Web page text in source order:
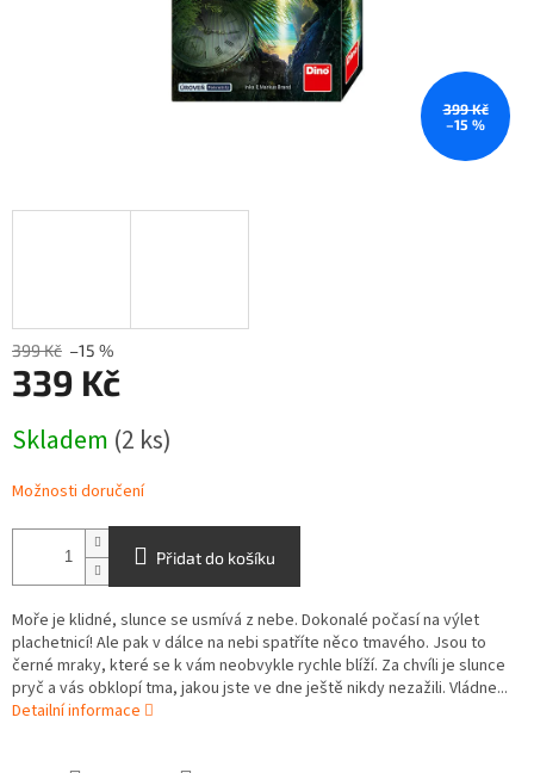
399 Kč
–15 %
399 Kč –15 %
339 Kč
cena:
Skladem (2 ks)
Možnosti doručení
Přidat do košíku
Moře je klidné, slunce se usmívá z nebe. Dokonalé počasí na výlet
plachetnicí! Ale pak v dálce na nebi spatříte něco tmavého. Jsou to
černé mraky, které se k vám neobvykle rychle blíží. Za chvíli je slunce
pryč a vás obklopí tma, jakou jste ve dne ještě nikdy nezažili. Vládne...
Detailní informace